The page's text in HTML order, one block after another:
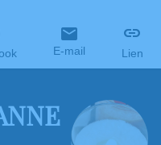
E-mail Lien